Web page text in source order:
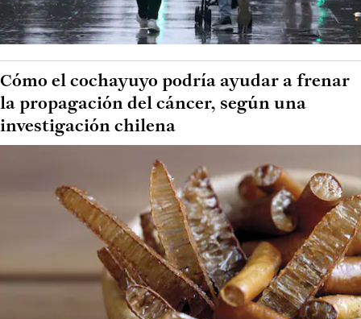
Cómo el cochayuyo podría ayudar a frenar
la propagación del cáncer, según una
investigación chilena